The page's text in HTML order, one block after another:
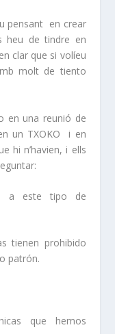
pensant en crear
heu de tindre en
clar que si volíeu
molt de tiento
en una reunió de
un TXOKO i en
hi n’havien, i ells
a este tipo de
tienen prohibido
patrón.
que hemos